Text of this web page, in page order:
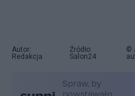
Autor:
Redakcja
Źródło:
Salon24
©